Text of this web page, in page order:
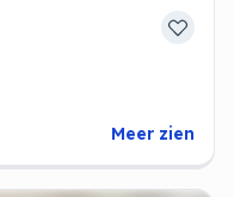
Meer zien